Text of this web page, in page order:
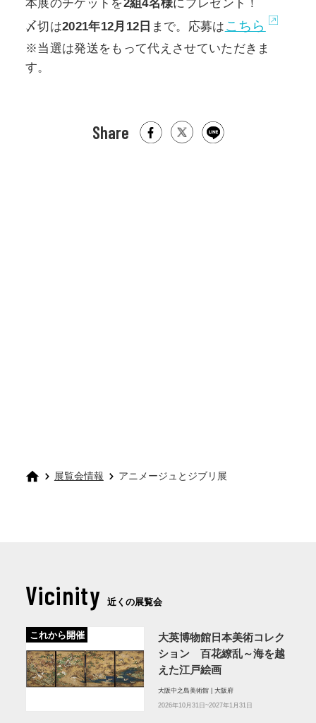
本展のチケットを2組4名様にプレゼント！
〆切は2021年12月12日 まで。応募は こちら
※当選は発送をもって代えさせていただきま
す。
Share
展覧会情報 アニメージュとジブリ展
Vicinity 近くの展覧会
これから開催
大英博物館日本美術コレク
ション 百花繚乱～海を越
えた江戸絵画
大阪中之島美術館 | 大阪府
2026年10月31日~2027年1月31日